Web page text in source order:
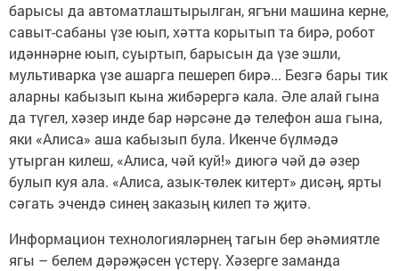
барысы да автоматлаштырылган, ягъни машина керне,
савыт-сабаны үзе юып, хәтта корытып та бирә, робот
идәннәрне юып, суыртып, барысын да үзе эшли,
мультиварка үзе ашарга пешереп бирә... Безгә бары тик
аларны кабызып кына жибәрергә кала. Әле алай гына
да түгел, хәзер инде бар нәрсәне дә телефон аша гына,
яки «Алиса» аша кабызып була. Икенче бүлмәдә
утырган килеш, «Алиса, чәй куй!» диюгә чәй дә әзер
булып куя ала. «Алиса, азык-төлек китерт» дисәң, ярты
сәгать эчендә синең заказың килеп тә җитә.
Информацион технологияләрнең тагын бер әһәмиятле
ягы – белем дәрәҗәсен үстерү. Хәзерге заманда